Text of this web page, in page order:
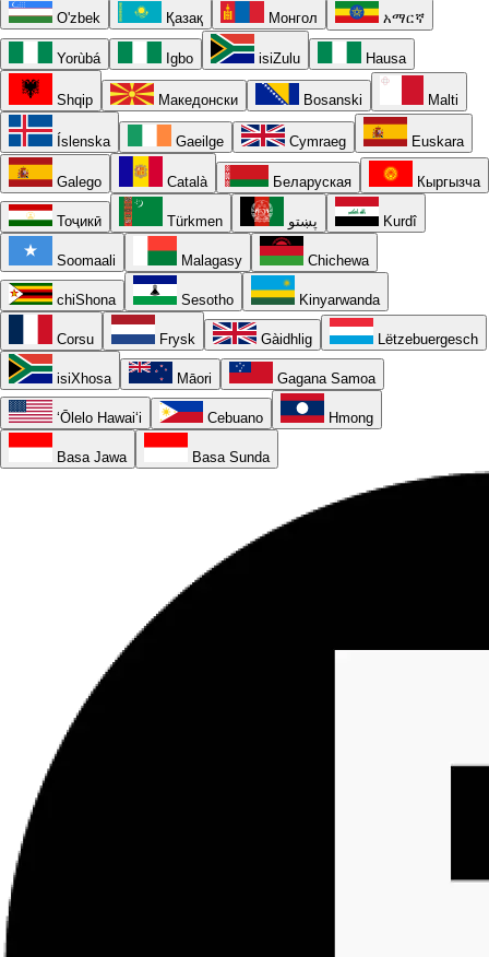
O'zbek
Қазақ Монгол አማርኛ
Yorùbá Igbo isiZulu Hausa
Shqip Македонски Bosanski Malti
Íslenska Gaeilge Cymraeg Euskara
Galego Català Беларуская Кыргызча
Тоҷикӣ Türkmen پښتو Kurdî
Soomaali Malagasy Chichewa
chiShona Sesotho Kinyarwanda
Corsu Frysk Gàidhlig Lëtzebuergesch
isiXhosa Māori Gagana Samoa
ʻŌlelo Hawaiʻi Cebuano Hmong
Basa Jawa Basa Sunda